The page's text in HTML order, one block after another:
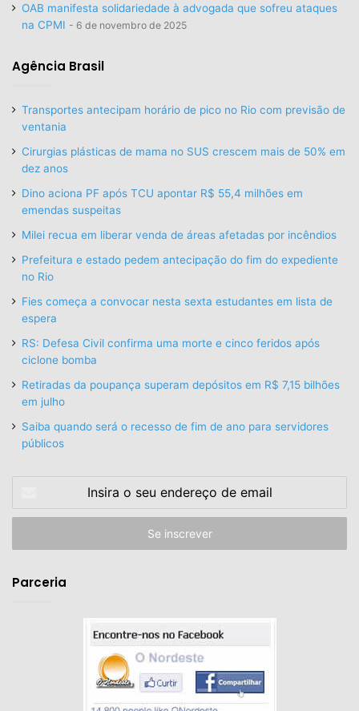
OAB manifesta solidariedade à advogada que sofreu ataques
na CPMI
6 de novembro de 2025
Agência Brasil
Transportes antecipam horário de pico no Rio com previsão de
ventania
Cirurgias plásticas de mama no SUS crescem mais de 50% em
dez anos
Dino aciona PF após TCU apontar R$ 55,4 milhões em
emendas suspeitas
Milei recua em liberar venda de áreas afetadas por incêndios
Prefeitura e estado pedem antecipação do fim do expediente
no Rio
Fies começa a convocar nesta sexta estudantes em lista de
espera
RS: Defesa Civil confirma uma morte e cinco feridos após
ciclone bomba
Retiradas da poupança superam depósitos em R$ 7,15 bilhões
em julho
Saiba quando será o recesso de fim de ano para servidores
públicos
seu
de
Parceria